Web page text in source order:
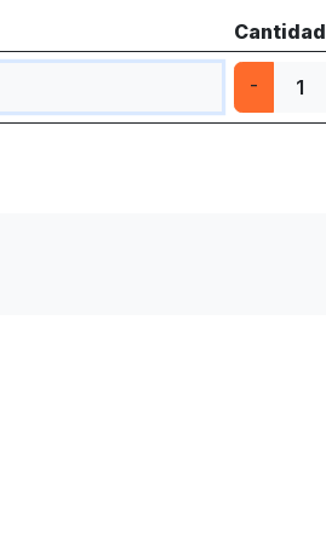
Cantidad
-